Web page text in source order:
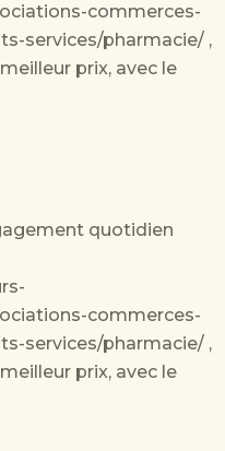
commerces-
services/pharmacie/ ,
prix, avec le
quotidien
commerces-
services/pharmacie/ ,
prix, avec le